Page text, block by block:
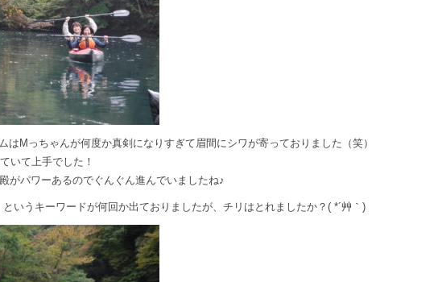
はMっちゃんが何度か真剣になりすぎて眉間にシワが寄っておりました（笑）
いて上手でした！
がパワーあるのでぐんぐん進んでいましたね♪
というキーワードが何回か出ておりましたが、チリはとれましたか？( *´艸｀)